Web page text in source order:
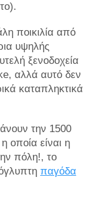
ποικιλία από
υψηλής
ξενοδοχεία
αλλά αυτό δεν
καταπληκτικά
την 1500
οποία είναι η
πόλη!, το
παγόδα